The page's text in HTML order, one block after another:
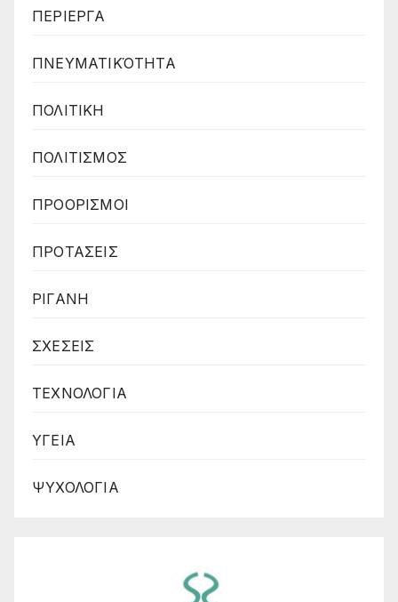
ΠΕΡΙΕΡΓΑ
ΠΝΕΥΜΑΤΙΚΌΤΗΤΑ
ΠΟΛΙΤΙΚΗ
ΠΟΛΙΤΙΣΜΟΣ
ΠΡΟΟΡΙΣΜΟΙ
ΠΡΟΤΑΣΕΙΣ
ΡΙΓΑΝΗ
ΣΧΕΣΕΙΣ
ΤΕΧΝΟΛΟΓΙΑ
ΥΓΕΙΑ
ΨΥΧΟΛΟΓΙΑ